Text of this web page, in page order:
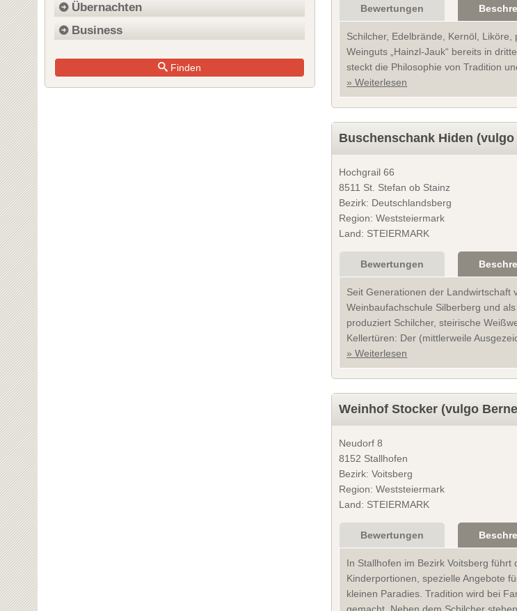
Bewertungen
Schilcher, Edelbrände, Kernöl,
Weinguts „Hainzl-Jauk“ bereits in
steckt die Philosophie von Tradition
» Weiterlesen
Buschenschank Hiden
Hochgrail 66
8511 St. Stefan ob Stainz
Bezirk: Deutschlandsberg
Region: Weststeiermark
Land: STEIERMARK
Bewertungen
Seit Generationen der Landwirtschaft
Weinbaufachschule Silberberg und
produziert Schilcher, steirische
Kellertüren: Der (mittlerweile
» Weiterlesen
Weinhof Stocker (vulgo
Neudorf 8
8152 Stallhofen
Bezirk: Voitsberg
Region: Weststeiermark
Land: STEIERMARK
Bewertungen
In Stallhofen im Bezirk Voitsberg führt
Kinderportionen, spezielle Angebote
kleinen Paradies. Tradition wird bei
Übernachten
Business
Finden